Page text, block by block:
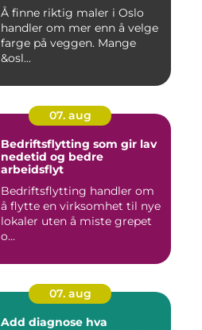
Å finne riktig maler i Oslo
handler om mer enn å velge
farge på veggen. Mange
&osl...
07. aug
Bedriftsflytting som gir lav
nedetid og bedre
arbeidsflyt
Bedriftsflytting handler om
å flytte en virksomhet til nye
lokaler uten å miste grepet
o...
07. aug
Add diagnose hva